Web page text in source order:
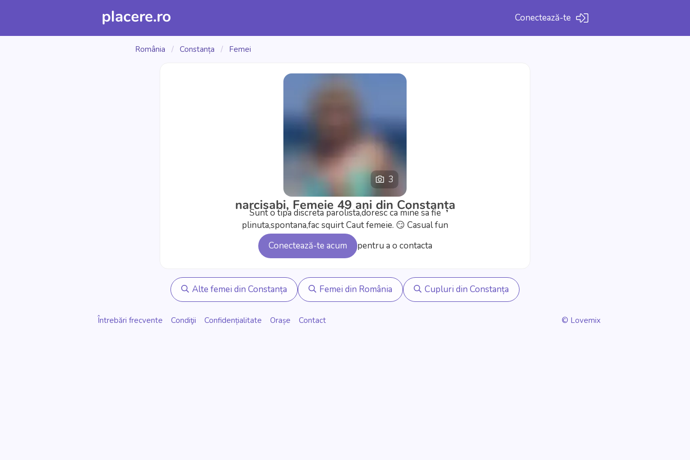
placere.ro Conectează-te
România / Constanța / Femei
3
narcisabi, Femeie 49 ani din Constanța
Sunt o tipa discreta parolista,doresc ca mine sa fie
plinuta,spontana,fac squirt Caut femeie. 😏 Casual fun
Conectează-te acum
pentru a o contacta
Alte femei din Constanța Femei din România Cupluri din Constanța
Întrebări frecvente Condiţii Confidențialitate Orașe Contact © Lovemix